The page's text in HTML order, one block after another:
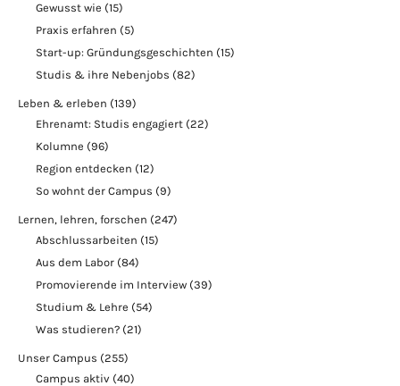
Gewusst wie (15)
Praxis erfahren (5)
Start-up: Gründungsgeschichten (15)
Studis & ihre Nebenjobs (82)
Leben & erleben (139)
Ehrenamt: Studis engagiert (22)
Kolumne (96)
Region entdecken (12)
So wohnt der Campus (9)
Lernen, lehren, forschen (247)
Abschlussarbeiten (15)
Aus dem Labor (84)
Promovierende im Interview (39)
Studium & Lehre (54)
Was studieren? (21)
Unser Campus (255)
Campus aktiv (40)